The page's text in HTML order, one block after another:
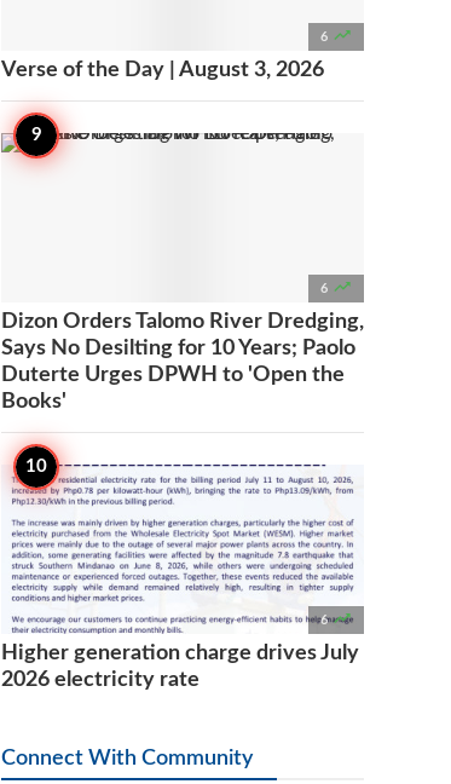
6 
Verse of the Day | August 3, 2026
6 
Dizon Orders Talomo River Dredging,
Says No Desilting for 10 Years; Paolo
Duterte Urges DPWH to 'Open the
Books'
6 
Higher generation charge drives July
2026 electricity rate
Connect With Community